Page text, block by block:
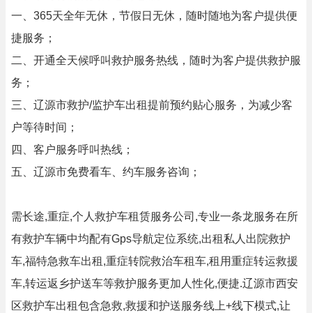
一、365天全年无休，节假日无休，随时随地为客户提供便
捷服务；
二、开通全天候呼叫救护服务热线，随时为客户提供救护服
务；
三、辽源市救护/监护车出租提前预约贴心服务，为减少客
户等待时间；
四、客户服务呼叫热线；
五、辽源市免费看车、约车服务咨询；
需长途,重症,个人救护车租赁服务公司,专业一条龙服务在所
有救护车辆中均配有Gps导航定位系统,出租私人出院救护
车,福特急救车出租,重症转院救治车租车,租用重症转运救援
车,转运返乡护送车等救护服务更加人性化,便捷.辽源市西安
区救护车出租包含急救,救援和护送服务线上+线下模式,让